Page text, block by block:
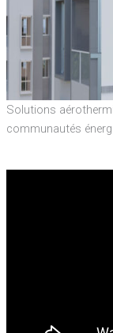
Solutions
communautés